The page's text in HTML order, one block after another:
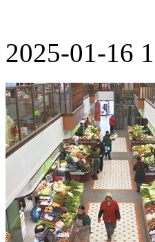
2025-01-16